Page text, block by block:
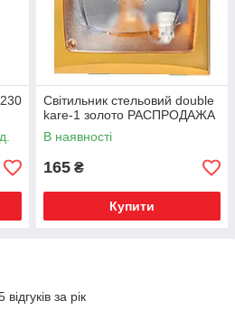
Світильник стельовий double
kare-1 золото РАСПРОДАЖА
В наявності
165 ₴
Купити
за рік